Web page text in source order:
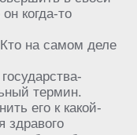
когда-то
на самом деле
термин.
его к какой-
здравого